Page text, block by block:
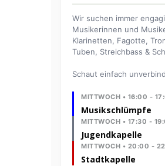
Wir suchen immer
Musikerinnen und
Klarinetten, Fagotte,
Tuben, Streichbass &
Schaut einfach
MITTWOCH • 16:00 -
Musikschlümpfe
MITTWOCH • 17:30 -
Jugendkapelle
MITTWOCH • 20:00 -
Stadtkapelle